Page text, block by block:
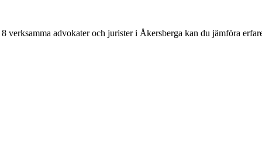
8 verksamma advokater och jurister i Åkersberga kan du jämföra